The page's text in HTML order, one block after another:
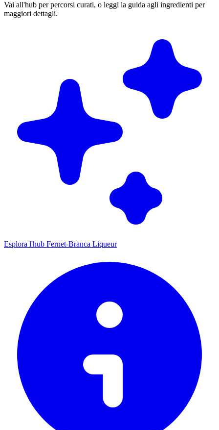
Vai all'hub per percorsi curati, o leggi la guida agli ingredienti per
maggiori dettagli.
Esplora l'hub Fernet-Branca Liqueur